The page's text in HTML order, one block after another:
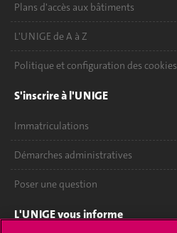
Plans d'accès aux bâtiments
L'UNIGE de A à Z
Politique et configuration des cookies
S'inscrire à l'UNIGE
Immatriculations
Démarches administratives
Poser une question
L'UNIGE vous informe